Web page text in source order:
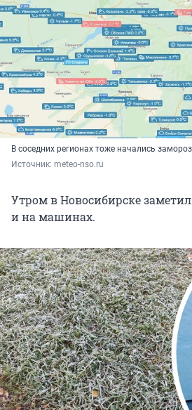
В соседних регионах тоже начались
Источник: meteo-nso.ru
Утром в Новосибирске
и на машинах.